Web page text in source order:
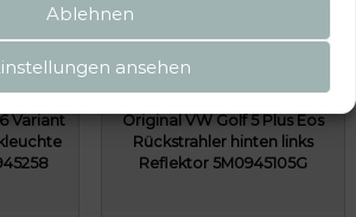
Ablehnen
ansehen
Variant
Original VW Golf 5 Plus Eos
Rückstrahler hinten links
Reflektor 5M0945105G